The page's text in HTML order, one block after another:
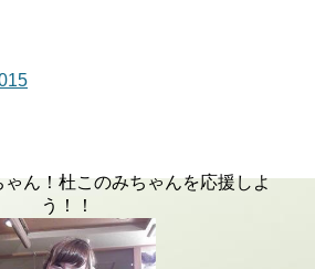
ん！杜このみちゃんを応援しよ
う！！